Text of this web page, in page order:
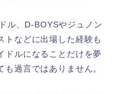
ル、D-BOYSやジュノン
トなどに出場した経験も
ドルになることだけを夢
過言ではありません。